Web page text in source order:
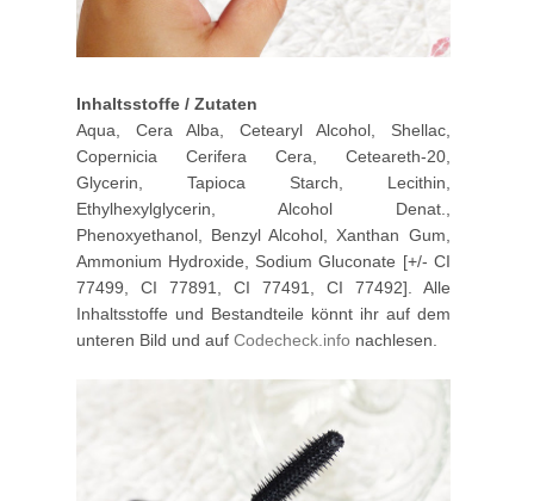
Inhaltsstoffe / Zutaten
Aqua, Cera Alba, Cetearyl Alcohol, Shellac,
Copernicia Cerifera Cera, Ceteareth-20,
Glycerin, Tapioca Starch, Lecithin,
Ethylhexylglycerin, Alcohol Denat.,
Phenoxyethanol, Benzyl Alcohol, Xanthan Gum,
Ammonium Hydroxide, Sodium Gluconate [+/- CI
77499, CI 77891, CI 77491, CI 77492]. Alle
Inhaltsstoffe und Bestandteile könnt ihr auf dem
unteren Bild und auf Codecheck.info nachlesen.